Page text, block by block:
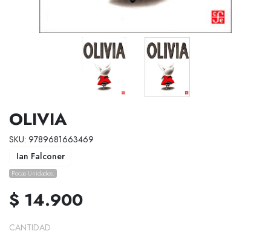
OLIVIA
SKU: 9789681663469
Ian Falconer
Pocas Unidades.
$ 14.900
CANTIDAD